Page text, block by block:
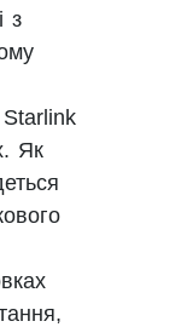
з
Як